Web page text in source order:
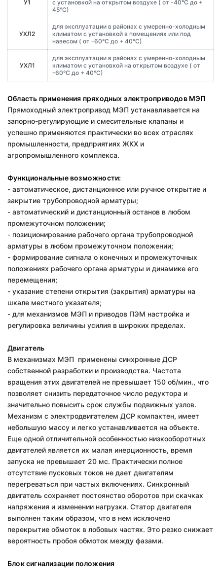
У1
с установкой на открытом воздухе ( от -40°С до +
45°С)
УХЛ2
для эксплуатации в районах с умеренно-холодным
климатом с установкой в помещениях или под
навесом ( от -60°С до + 40°С)
УХЛ1
для эксплуатации в районах с умеренно-холодным
климатом с установкой на открытом воздухе ( от
-60°С до + 40°С)
Область применения пряходных электроприводов МЭП
Прямоходный электропривод МЭП устанавливается на
запорно-регулирующие и смесительные клапаны и
успешно применяются практически во всех отраслях
промышленности, предприятиях ЖКХ и
агропромышленного комплекса.
Функциональные возможности:
- автоматическое, дистанционное или ручное открытие и
закрытие трубопроводной арматуры;
- автоматический и дистанционный останов в любом
промежуточном положении;
- позиционирование рабочего органа трубопроводной
арматуры в любом промежуточном положении;
- формирование сигнала о конечных и промежуточных
положениях рабочего органа арматуры и динамике его
перемещения;
- указание степени открытия (закрытия) арматуры на
шкале местного указателя;
- для механизмов МЭП и приводов ПЭМ настройка и
регулировка величины усилия в широких пределах.
Двигатель
В механизмах МЭП применены синхронные ДСР
собственной разработки и производства. Частота
вращения этих двигателей не превышает 150 об/мин., что
позволяет снизить передаточное число редуктора и
значительно повысить срок службы подвижных узлов.
Механизм с электродвигателем ДСР компактен, имеет
небольшую массу и легко устанавливается на объекте.
Еще одной отличительной особенностью низкооборотных
двигателей является их малая инерционность, время
запуска не превышает 20 мс. Практически полное
отсутствие пусковых токов не дает двигателям
перегреваться при частых включениях. Синхронный
двигатель сохраняет постоянство оборотов при скачках
напряжения и изменении нагрузки. Статор двигателя
выполнен таким образом, что в нем исключено
перекрытие обмоток в лобовых частях. Это резко снижает
вероятность пробоя обмоток между фазами.
Блок сигнализации положения